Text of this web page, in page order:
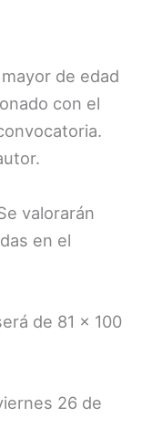
de edad
con el
valorarán
en el
de 81 x 100
26 de